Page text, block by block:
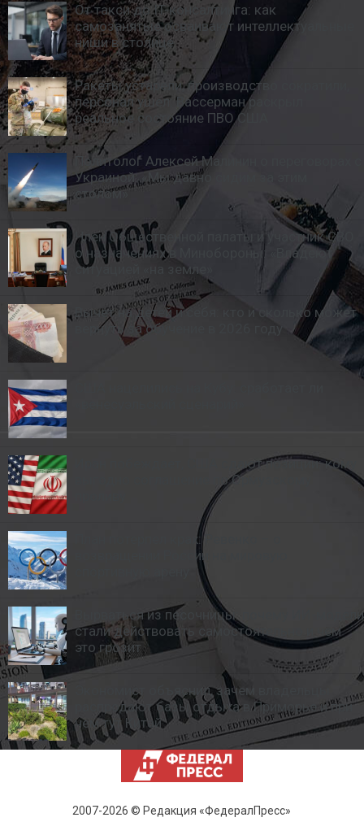
От такси до IT-консалтинга: как
самозанятые осваивают интеллектуальные
ниши в столице
Ракеты устарели, производство сократили,
персонал ушел: Вассерман раскрыл
реальное состояние ПВО США
Политолог Алексей Малинин о переговорах с
Украиной: «Мы давно сидим за этим
столом»
Член Общественной палаты и участник СВО
о назначениях в Минобороны: «Владеют
ситуацией «на земле»
Вычет на детей и себя: кто и сколько может
вернуть за обучение в 2026 году
Иран побеждает, США сдают позиции: кому
выгодно соглашение по Ормузскому
План потерпел крах: Ревенко – о
возвращении России на мировую
Вырваться из песочницы: почему ИИ-модели
стали действовать самостоятельно и чем
это грозит
Экономист объяснил, зачем владельцы
распродают базы отдыха в Приморье и при
чем тут Китай
2007-2026 © Редакция «ФедералПресс»